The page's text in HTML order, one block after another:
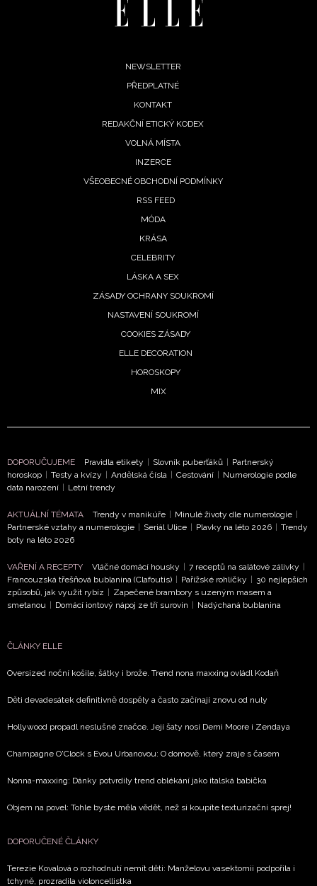
NEWSLETTER
PŘEDPLATNÉ
KONTAKT
REDAKČNÍ ETICKÝ KODEX
VOLNÁ MÍSTA
INZERCE
VŠEOBECNÉ OBCHODNÍ PODMÍNKY
RSS FEED
MÓDA
KRÁSA
CELEBRITY
LÁSKA A SEX
ZÁSADY OCHRANY SOUKROMÍ
NASTAVENÍ SOUKROMÍ
COOKIES ZÁSADY
ELLE DECORATION
HOROSKOPY
MIX
DOPORUČUJEME Pravidla etikety Slovník puberťáků
Partnerský
horoskop
Testy a kvízy Andělská čísla Cestování
Numerologie podle
data narození
Letní trendy
AKTUÁLNÍ TÉMATA Trendy v manikúře Minulé životy dle numerologie
Partnerské vztahy a numerologie
Seriál Ulice Plavky na léto 2026
Trendy
boty na léto 2026
VAŘENÍ A RECEPTY Vláčné domácí housky 7 receptů na salátové zálivky
Francouzská třešňová bublanina (Clafoutis)
Pařížské rohlíčky
30 nejlepších
způsobů, jak využít rybíz
Zapečené brambory s uzeným masem a
smetanou
Domácí iontový nápoj ze tří surovin Nadýchaná bublanina
ČLÁNKY ELLE
Oversized noční košile, šátky i brože. Trend nona maxxing ovládl Kodaň
Děti devadesátek definitivně dospěly a často začínají znovu od nuly
Hollywood propadl neslušné značce. Její šaty nosí Demi Moore i Zendaya
Champagne O'Clock s Evou Urbanovou: O domově, který zraje s časem
Nonna-maxxing: Dánky potvrdily trend oblékání jako italská babička
Objem na povel: Tohle byste měla vědět, než si koupíte texturizační sprej!
DOPORUČENÉ ČLÁNKY
Terezie Kovalová o rozhodnutí nemít děti: Manželovu vasektomii podpořila i
tchyně, prozradila violoncellistka